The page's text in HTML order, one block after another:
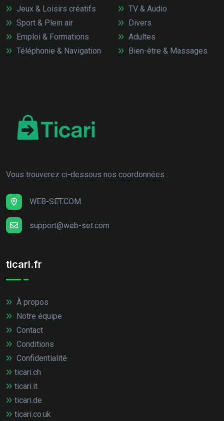
Jeux & Loisirs créatifs
Sport & Plein air
Emploi & Formations
Téléphonie & Navigation
TV & Audio
Divers
Adultes
Bien-être & Massages
Vous trouverez ci-dessous nos coordonnées :
WEB-SET.COM
support@web-set.com
ticari.fr
À propos
Notre équipe
Contact
Conditions
Confidentialité
ticari.ch
ticari.it
ticari.de
ticari.co.uk